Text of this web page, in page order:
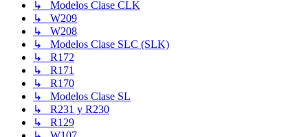
↳ Modelos Clase CLK
↳ W209
↳ W208
↳ Modelos Clase SLC (SLK)
↳ R172
↳ R171
↳ R170
↳ Modelos Clase SL
↳ R231 y R230
↳ R129